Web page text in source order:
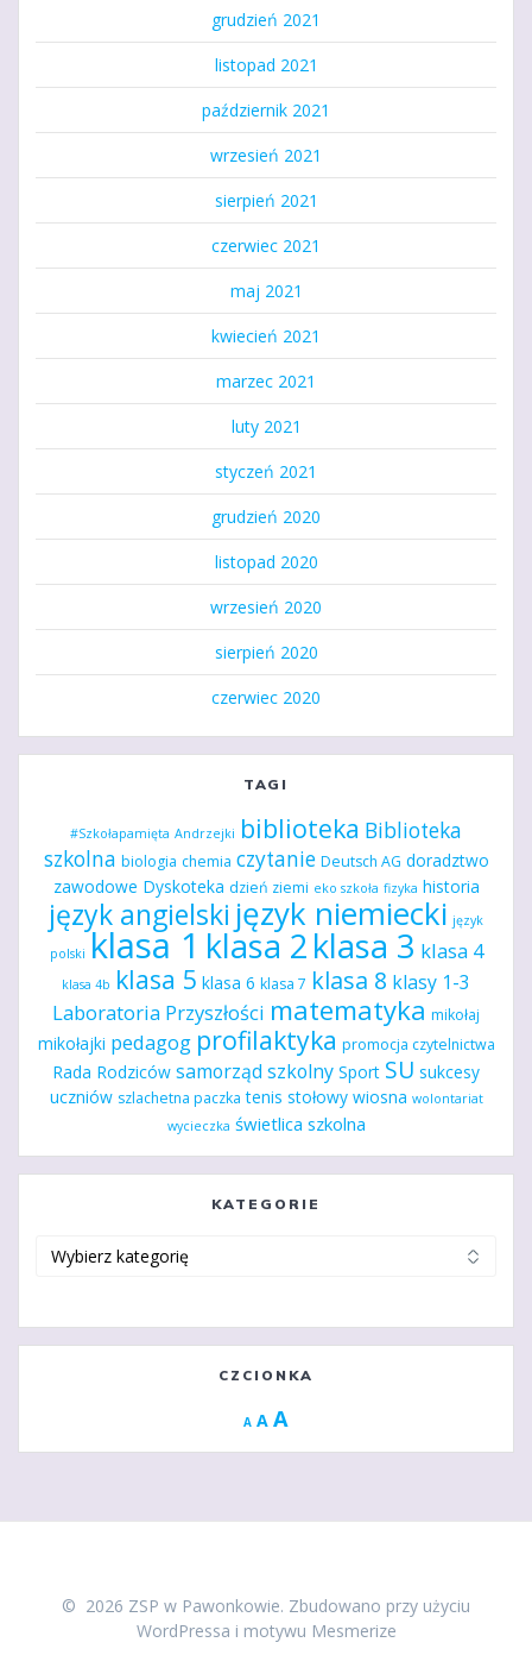
grudzień 2021
listopad 2021
październik 2021
wrzesień 2021
sierpień 2021
czerwiec 2021
maj 2021
kwiecień 2021
marzec 2021
luty 2021
styczeń 2021
grudzień 2020
listopad 2020
wrzesień 2020
sierpień 2020
czerwiec 2020
TAGI
#Szkołapamięta Andrzejki biblioteka Biblioteka
szkolna biologia chemia czytanie Deutsch AG doradztwo
zawodowe Dyskoteka dzień ziemi eko szkoła fizyka historia
język angielski język niemiecki język
polski klasa 1 klasa 2klasa 3 klasa 4
klasa 4b klasa 5 klasa 6 klasa 7 klasa 8 klasy 1-3
Laboratoria Przyszłości matematyka mikołaj
mikołajki pedagog profilaktyka promocja czytelnictwa
Rada Rodziców samorząd szkolny Sport SU sukcesy
uczniów szlachetna paczka tenis stołowy wiosna wolontariat
wycieczka świetlica szkolna
KATEGORIE
CZCIONKA
A Decrease
A Reset
A
© 2026 ZSP w Pawonkowie. Zbudowano przy użyciu
WordPressa i motywu Mesmerize